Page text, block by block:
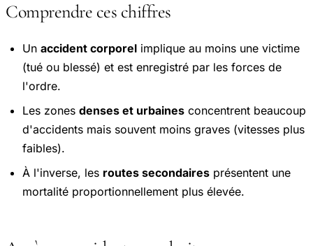
Comprendre ces chiffres
Un accident corporel implique au moins une victime
(tué ou blessé) et est enregistré par les forces de
l'ordre.
Les zones denses et urbaines concentrent beaucoup
d'accidents mais souvent moins graves (vitesses plus
faibles).
À l'inverse, les routes secondaires présentent une
mortalité proportionnellement plus élevée.